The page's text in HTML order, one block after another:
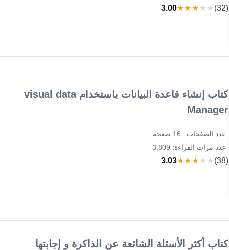
3.00★★★★★ (32)
كتاب إنشاء قاعدة البيانات باستخدام visual data
Manager
عدد الصفحات : 16 صفحة
عدد مرات القراءة: 3,809
3.03★★★★★ (38)
كتاب أكثر الأسئلة الشائعة عن الذاكرة و إجابتها